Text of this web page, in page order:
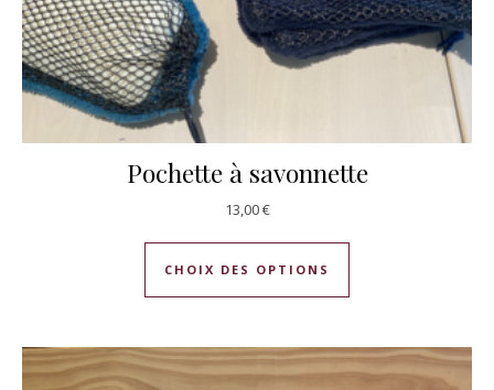
Pochette à savonnette
13,00€
CHOIX DES OPTIONS
Ce produit a